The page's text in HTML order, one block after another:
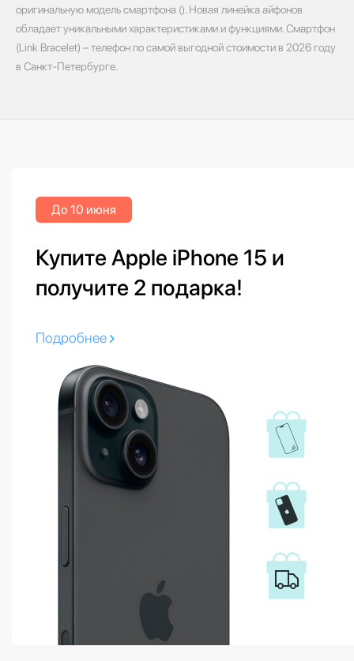
оригинальную модель смартфона (). Новая линейка айфонов
обладает уникальными характеристиками и функциями. Смартфон
(Link Bracelet) – телефон по самой выгодной стоимости в 2026 году
в Санкт-Петербурге.
До 10 июня
Купите Apple iPhone 15 и
получите 2 подарка!
Подробнее